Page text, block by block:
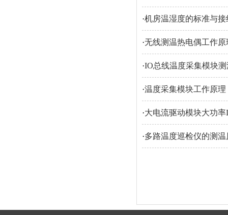
·机房温湿度的标准与接
·无线测温热电偶工作原
·IO总线温度采集模块
·温度采集模块工作原理
·大电流驱动模块大功
·多路温度巡检仪的测温